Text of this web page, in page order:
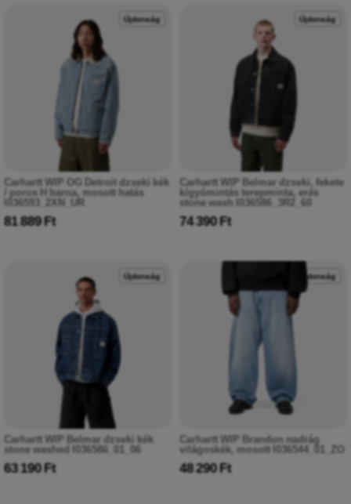
Újdonság
Carhartt WIP OG Detroit dzseki kék
/ poros H barna, mosott hatás
I036593_2XN_UR
81 889 Ft
Újdonság
Carhartt WIP Belmar dzseki, fekete
kígyómintás terepminta, erős
stone wash I036586_3R2_60
74 390 Ft
Újdonság
Carhartt WIP Belmar dzseki kék
stone washed I036586_01_06
63 190 Ft
Újdonság
Carhartt WIP Brandon nadrág
világoskék, mosott I036544_01_ZO
48 290 Ft